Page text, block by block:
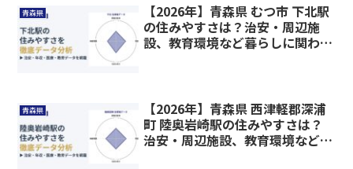
青森県
【2026年】青森県 むつ市 下北駅
の住みやすさは？治安・周辺施
設、教育環境など暮らしに関わる
青森県
【2026年】青森県 西津軽郡深浦
町 陸奥岩崎駅の住みやすさは？
治安・周辺施設、教育環境など暮